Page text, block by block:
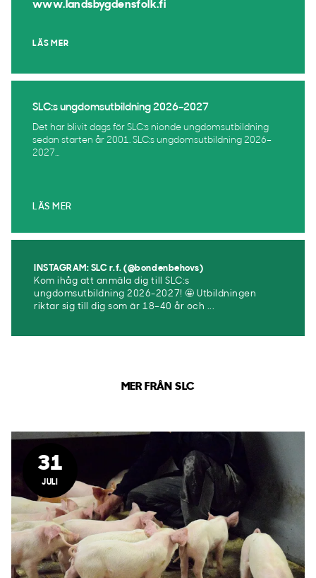
www.landsbygdensfolk.fi
LÄS MER
SLC:s ungdomsutbildning 2026–2027
Det har blivit dags för SLC:s nionde ungdomsutbildning
sedan starten år 2001. SLC:s ungdomsutbildning 2026–
2027...
LÄS MER
INSTAGRAM: SLC r.f. (@bondenbehovs)
Kom ihåg att anmäla dig till SLC:s
ungdomsutbildning 2026-2027! 🤩 Utbildningen
riktar sig till dig som är 18–40 år och ...
MER FRÅN SLC
31
JULI